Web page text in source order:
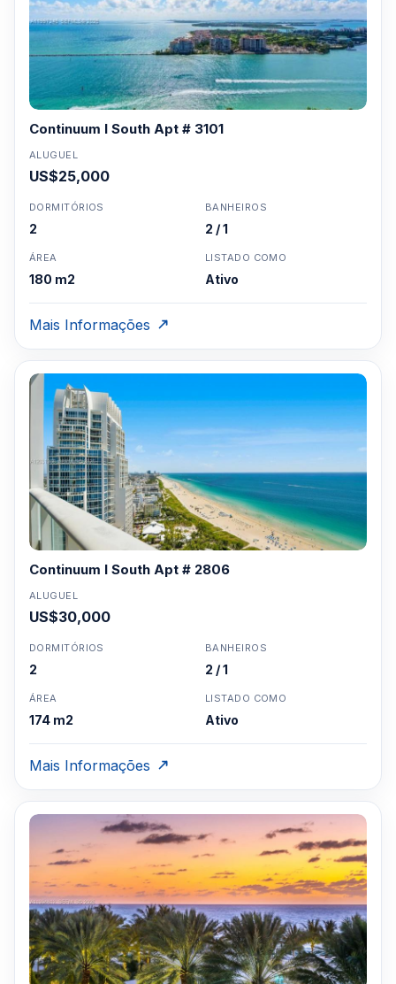
Continuum I South Apt # 3101
ALUGUEL
US$25,000
DORMITÓRIOS
2
BANHEIROS
2 / 1
ÁREA
180 m2
LISTADO COMO
Ativo
Mais Informações
Continuum I South Apt # 2806
ALUGUEL
US$30,000
DORMITÓRIOS
2
BANHEIROS
2 / 1
ÁREA
174 m2
LISTADO COMO
Ativo
Mais Informações